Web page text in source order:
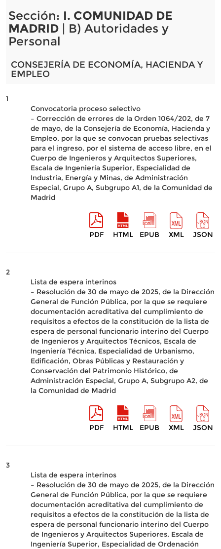
Sección: I. COMUNIDAD DE
MADRID| B) Autoridades y
Personal
CONSEJERÍA DE ECONOMÍA, HACIENDA Y
EMPLEO
1
Convocatoria proceso selectivo
– Corrección de errores de la Orden 1064/202, de 7
de mayo, de la Consejería de Economía, Hacienda y
Empleo, por la que se convocan pruebas selectivas
para el ingreso, por el sistema de acceso libre, en el
Cuerpo de Ingenieros y Arquitectos Superiores,
Escala de Ingeniería Superior, Especialidad de
Industria, Energía y Minas, de Administración
Especial, Grupo A, Subgrupo A1, de la Comunidad de
Madrid
PDF HTML EPUB XML JSON
2
Lista de espera interinos
– Resolución de 30 de mayo de 2025, de la Dirección
General de Función Pública, por la que se requiere
documentación acreditativa del cumplimiento de
requisitos a efectos de la constitución de la lista de
espera de personal funcionario interino del Cuerpo
de Ingenieros y Arquitectos Técnicos, Escala de
Ingeniería Técnica, Especialidad de Urbanismo,
Edificación, Obras Públicas y Restauración y
Conservación del Patrimonio Histórico, de
Administración Especial, Grupo A, Subgrupo A2, de
la Comunidad de Madrid
PDF HTML EPUB XML JSON
3
Lista de espera interinos
– Resolución de 30 de mayo de 2025, de la Dirección
General de Función Pública, por la que se requiere
documentación acreditativa del cumplimiento de
requisitos a efectos de la constitución de la lista de
espera de personal funcionario interino del Cuerpo
de Ingenieros y Arquitectos Superiores, Escala de
Ingeniería Superior, Especialidad de Ordenación